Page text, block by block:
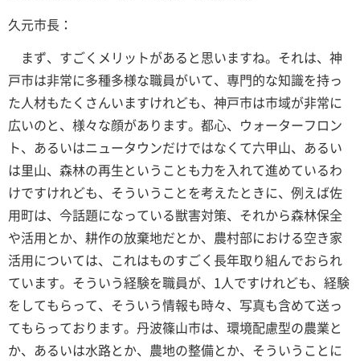
久元市長：
まず、すごくメリットがあると思いますね。それは、神
戸市は非常に多種多様な職員がいて、専門的な知識を持っ
た人材もたくさんいますけれども、神戸市は市域が非常に
広いのと、様々な顔があります。都心、ウォーターフロン
ト、あるいはニュータウンだけではなくて六甲山、あるい
は里山、森林の再生ということも力を入れて進めているわ
けですけれども、そういうことを考えたときに、例えば佐
用町は、今話題になっている獣害対策、それから森林保全
や活用とか、耕作の放棄地だとか、農村部における空き家
活用については、これはものすごく長年取り組んでおられ
ています。そういう経験を職員が、1人ですけれども、経験
をしてもらって、そういう情報も時々、写真も含めて送っ
てもらっております。丹波篠山市は、環境配慮型の農業と
か、あるいは水路とか、農地の整備とか、そういうことに